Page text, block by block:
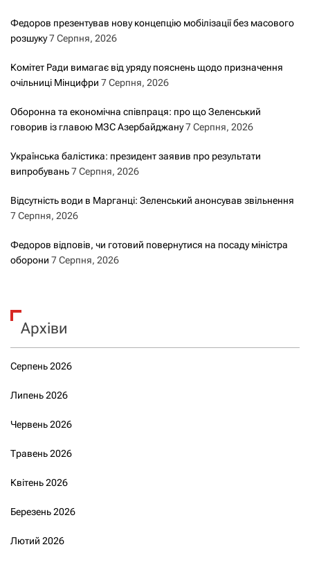
Федоров презентував нову концепцію мобілізації без масового
розшуку7 Серпня, 2026
Комітет Ради вимагає від уряду пояснень щодо призначення
очільниці Мінцифри 7 Серпня, 2026
Оборонна та економічна співпраця: про що Зеленський
говорив із главою МЗС Азербайджану7 Серпня, 2026
Українська балістика: президент заявив про результати
випробувань7 Серпня, 2026
Відсутність води в Марганці: Зеленський анонсував звільнення
7 Серпня, 2026
Федоров відповів, чи готовий повернутися на посаду міністра
оборони 7 Серпня, 2026
Архіви
Серпень 2026
Липень 2026
Червень 2026
Травень 2026
Квітень 2026
Березень 2026
Лютий 2026